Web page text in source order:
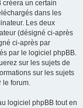
créera un certain
dans les
Les deux
(désigné ci-après
ci-après par
par le logiciel phpBB.
sur les sujets de
sur les sujets
le forum.
logiciel phpBB tout en